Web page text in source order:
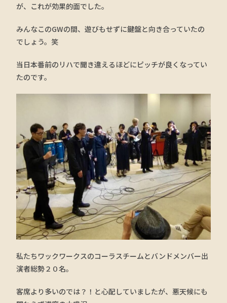
が、これが効果的面でした。
みんなこのGWの間、遊びもせずに鍵盤と向き合っていたの
でしょう。笑
当日本番前のリハで聞き違えるほどにピッチが良くなってい
たのです。
私たちワックワークスのコーラスチームとバンドメンバー出
演者総勢２０名。
客席より多いのでは？！と心配していましたが、悪天候にも